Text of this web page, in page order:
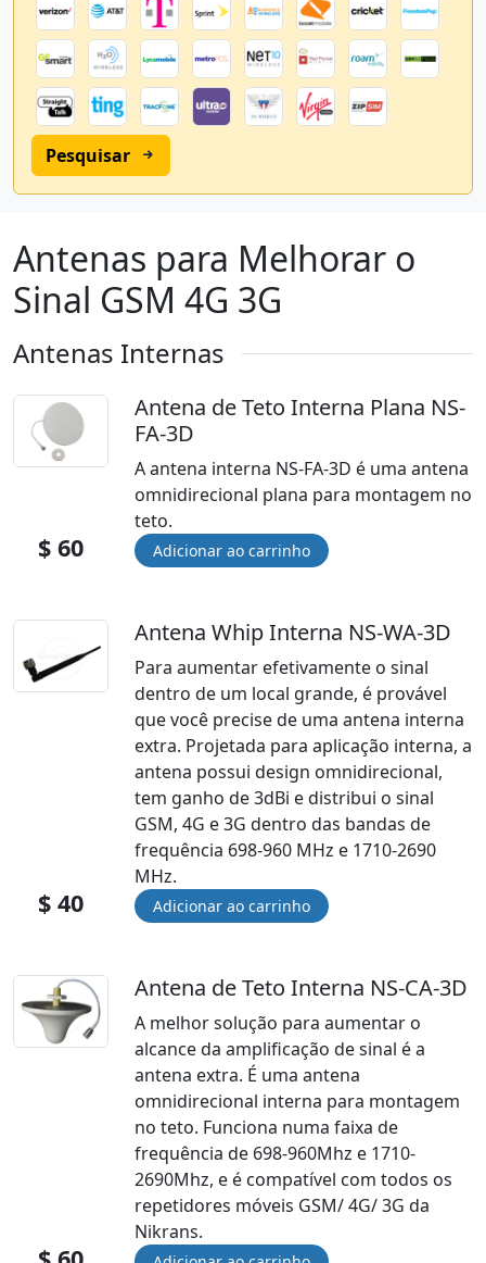
Pesquisar
Antenas para Melhorar o
Sinal GSM 4G 3G
Antenas Internas
Antena de Teto Interna Plana NS-
FA-3D
A antena interna NS-FA-3D é uma antena
omnidirecional plana para montagem no
teto.
$ 60
Antena Whip Interna NS-WA-3D
Para aumentar efetivamente o sinal
dentro de um local grande, é provável
que você precise de uma antena interna
extra. Projetada para aplicação interna, a
antena possui design omnidirecional,
tem ganho de 3dBi e distribui o sinal
GSM, 4G e 3G dentro das bandas de
frequência 698-960 MHz e 1710-2690
MHz.
$ 40
Antena de Teto Interna NS-CA-3D
A melhor solução para aumentar o
alcance da amplificação de sinal é a
antena extra. É uma antena
omnidirecional interna para montagem
no teto. Funciona numa faixa de
frequência de 698-960Mhz e 1710-
2690Mhz, e é compatível com todos os
repetidores móveis GSM/ 4G/ 3G da
Nikrans.